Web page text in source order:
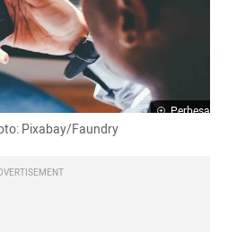
Perbesar
Pixabay/Faundry